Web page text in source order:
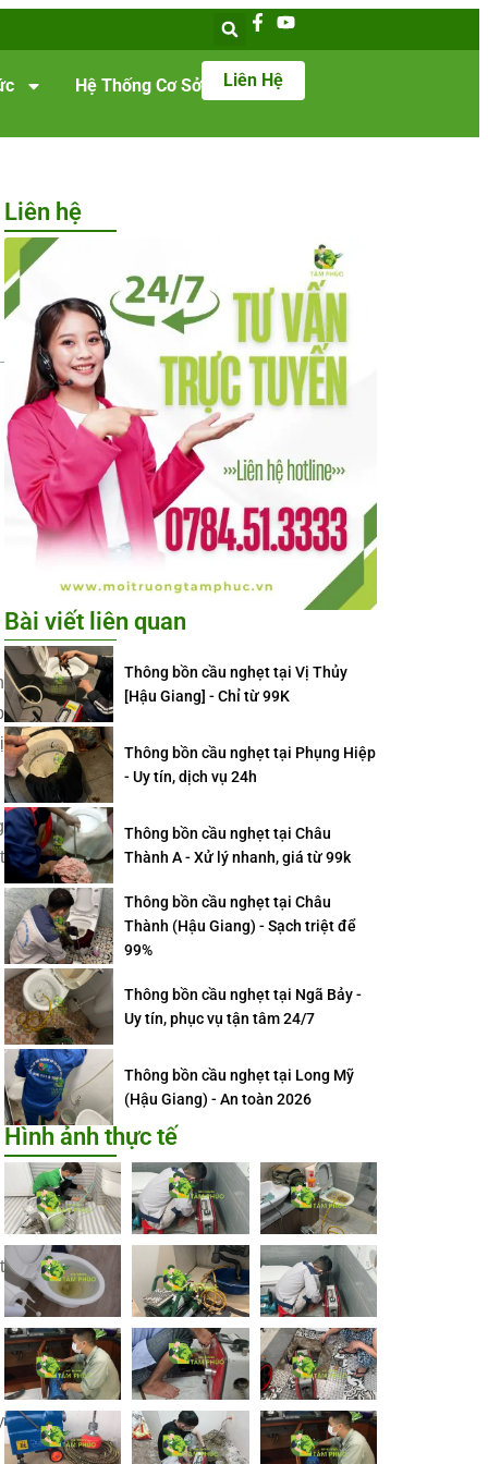
Hệ Thống Cơ Sở Liên Hệ
Liên hệ
Bài viết liên quan
Thông bồn cầu nghẹt tại Vị Thủy
[Hậu Giang] - Chỉ từ 99K
Thông bồn cầu nghẹt tại Phụng Hiệp
- Uy tín, dịch vụ 24h
Thông bồn cầu nghẹt tại Châu
Thành A - Xử lý nhanh, giá từ 99k
Thông bồn cầu nghẹt tại Châu
Thành (Hậu Giang) - Sạch triệt để
99%
Thông bồn cầu nghẹt tại Ngã Bảy -
Uy tín, phục vụ tận tâm 24/7
Thông bồn cầu nghẹt tại Long Mỹ
(Hậu Giang) - An toàn 2026
Hình ảnh thực tế